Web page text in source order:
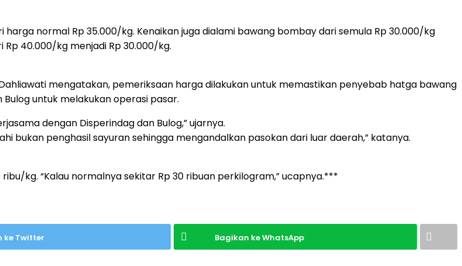
normal Rp 35.000/kg. Kenaikan juga dialami bawang bombay dari semula Rp 30.000/kg
40.000/kg menjadi Rp 30.000/kg.
mengatakan, pemeriksaan harga dilakukan untuk memastikan penyebab hatga bawang
untuk melakukan operasi pasar.
dengan Disperindag dan Bulog,” ujarnya.
bukan penghasil sayuran sehingga mengandalkan pasokan dari luar daerah,” katanya.
kg. “Kalau normalnya sekitar Rp 30 ribuan perkilogram,” ucapnya.***
ke Twitter Bagikan ke WhatsApp